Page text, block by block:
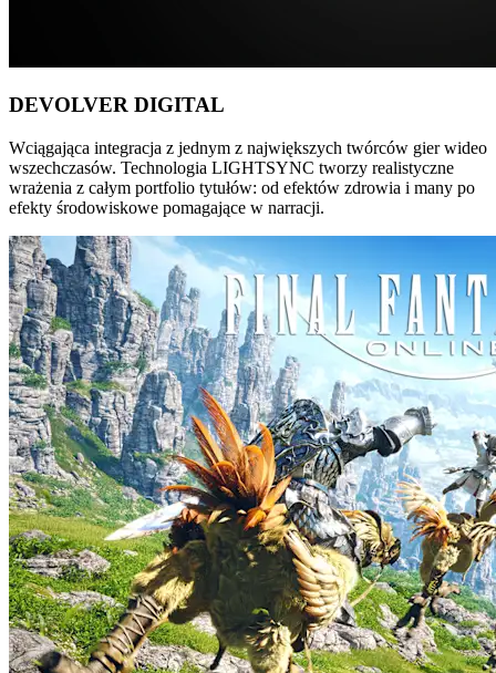
DEVOLVER DIGITAL
Wciągająca integracja z jednym z największych twórców gier wideo
wszechczasów. Technologia LIGHTSYNC tworzy realistyczne
wrażenia z całym portfolio tytułów: od efektów zdrowia i many po
efekty środowiskowe pomagające w narracji.